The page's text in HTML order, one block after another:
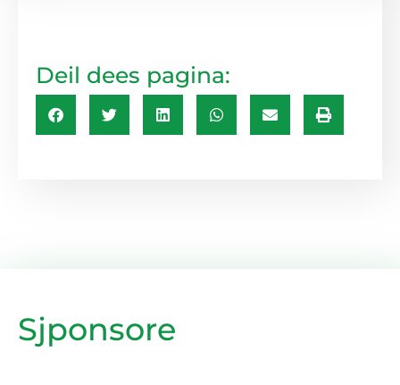
Deil dees pagina:
Sjponsore